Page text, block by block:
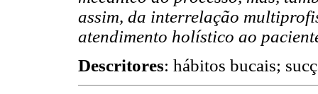
assim, da interrelação
atendimento holístico ao
Descritores: hábitos bucais;